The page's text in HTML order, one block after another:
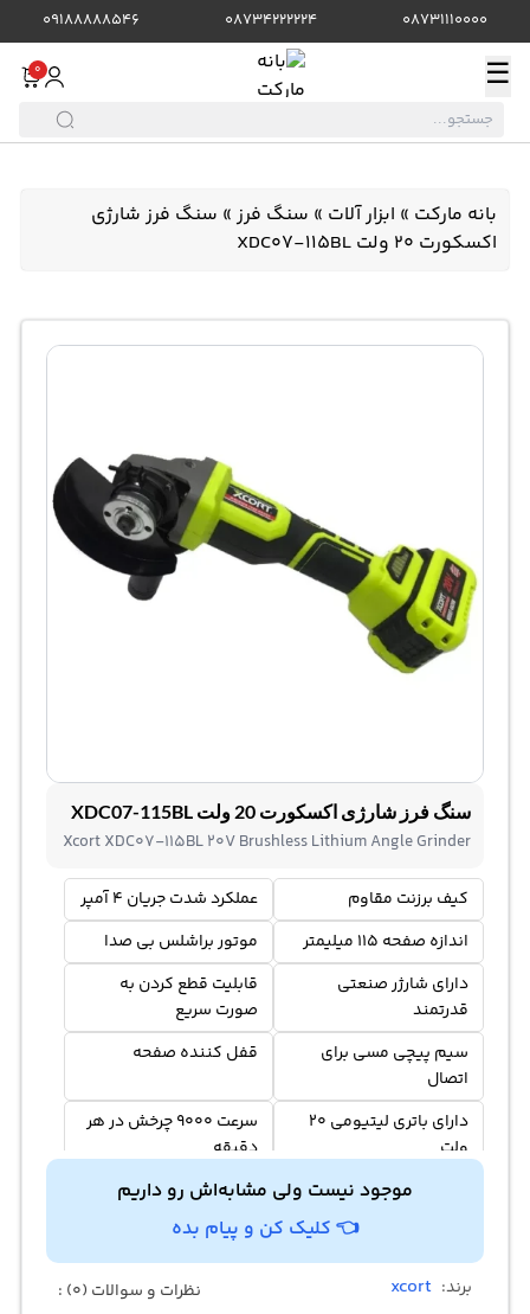
08731110000
08734222224
09188888546
☰
0
بانه مارکت » ابزار آلات » سنگ فرز» سنگ فرز شارژی
اکسکورت 20 ولت XDC07-115BL
سنگ فرز شارژی اکسکورت 20 ولت XDC07-115BL
Xcort XDC07-115BL 20V Brushless Lithium Angle Grinder
کیف برزنت مقاوم
عملکرد شدت جریان 4 آمپر
اندازه صفحه 115 میلیمتر
موتور براشلس بی صدا
دارای شارژر صنعتی
قدرتمند
قابلیت قطع کردن به
صورت سریع
سیم پیچی مسی برای
اتصال
قفل کننده صفحه
دارای باتری لیتیومی 20
ولت
سرعت 9000 چرخش در هر
دقیقه
موجود نیست ولی مشابه‌اش رو داریم
👈 کلیک کن و پیام بده
برند: xcort نظرات و سوالات (0) :